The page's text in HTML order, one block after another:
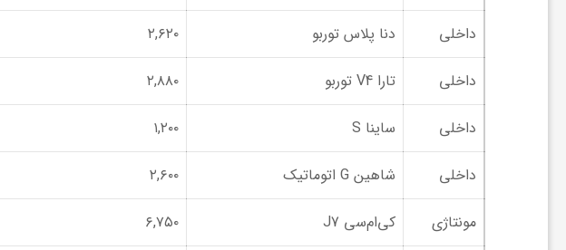
داخلی دنا پلاس توربو ۲,۶۲۰
داخلی تارا V4 توربو ۲,۸۸۰
داخلی ساینا S ۱,۲۰۰
داخلی شاهین G اتوماتیک ۲,۶۰۰
مونتاژی کی‌ام‌سی J7 ۶,۷۵۰